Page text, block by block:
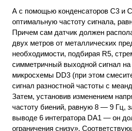
А с помощью конденсаторов С3 и
оптимальную частоту сигнала,
Причем сам датчик должен
двух метров от металлических
необходимости, подбирая R5,
симметричный выходной сигнал
микросхемы DD3 (при этом
сигнал разностной частоты с
Затем, установив изменением
частоту биений, равную 8 — 9 Гц,
выводе 6 интегратора DA1 — он
ограничения снизу».